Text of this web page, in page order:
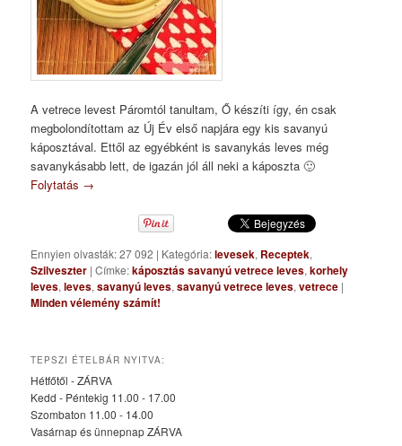
A vetrece levest Páromtól tanultam, Ő készíti így, én csak
megbolondítottam az Új Év első napjára egy kis savanyú
káposztával. Ettől az egyébként is savanykás leves még
savanykásabb lett, de igazán jól áll neki a káposzta 🙂
Folytatás →
Ennyien olvasták: 27 092 | Kategória:levesek, Receptek,
Szilveszter |Címke:káposztás savanyú vetrece leves,korhely
leves,leves,savanyú leves,savanyú vetrece leves,vetrece |
Minden vélemény számít!
TEPSZI ÉTELBÁR NYITVA:
Hétfőtől - ZÁRVA
Kedd - Péntekig 11.00 - 17.00
Szombaton 11.00 - 14.00
Vasárnap és ünnepnap ZÁRVA